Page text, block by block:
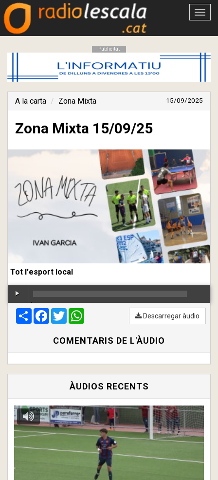
Obrir
Publicitat
A la carta Zona Mixta 15/09/2025
Zona Mixta 15/09/25
Tot l'esport local
00:00/ 00:00
CompartirFacebook
Twitter Descarregar àudio
COMENTARIS DE L'ÀUDIO
ÀUDIOS RECENTS